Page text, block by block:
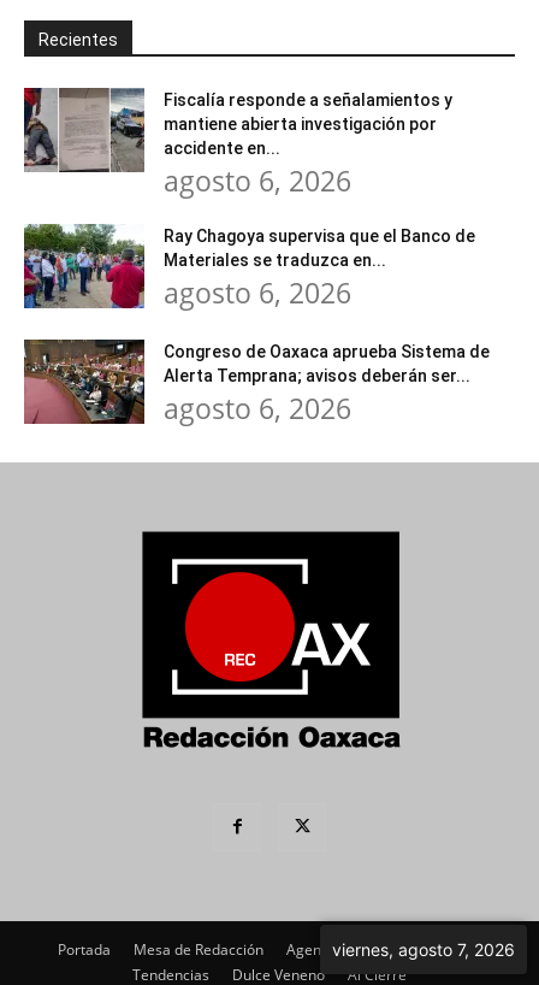
Recientes
Fiscalía responde a señalamientos y
mantiene abierta investigación por
accidente en...
agosto 6, 2026
Ray Chagoya supervisa que el Banco de
Materiales se traduzca en...
agosto 6, 2026
Congreso de Oaxaca aprueba Sistema de
Alerta Temprana; avisos deberán ser...
agosto 6, 2026
Portada Mesa de Redacción Agenda Política
Imagen
Tendencias
Dulce Veneno Al Cierre
viernes, agosto 7, 2026